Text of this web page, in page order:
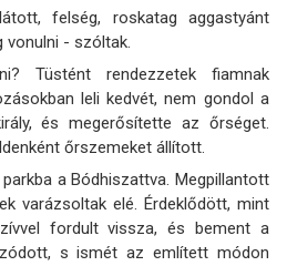
felség, roskatag aggastyánt
vonulni - szóltak.
Tüstént rendezzetek fiamnak
leli kedvét, nem gondol a
és megerősítette az őrséget.
őrszemeket állított.
a Bódhiszattva. Megpillantott
varázsoltak elé. Érdeklődött, mint
fordult vissza, és bement a
s ismét az említett módon